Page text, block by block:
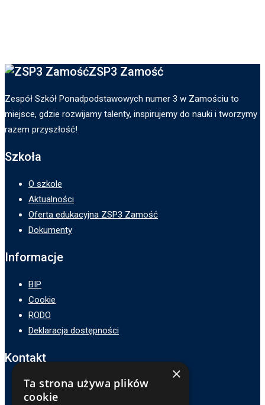
ZSP3 Zamość
Zespół Szkół Ponadpodstawowych numer 3 w Zamościu to
miejsce, gdzie rozwijamy talenty, inspirujemy do nauki i tworzymy
razem przyszłość!
Szkoła
O szkole
Aktualności
Oferta edukacyjna ZSP3 Zamość
Dokumenty
Informacje
BIP
Cookie
RODO
Deklaracja dostępności
Kontakt
Adres :
ZSP3 w Zamościu
×
Ta strona używa plików
cookie